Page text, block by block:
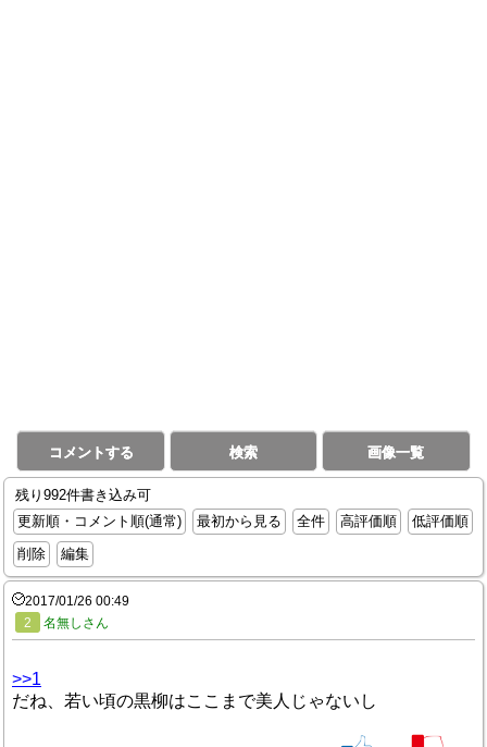
コメントする 検索 画像一覧
残り992件書き込み可
更新順・コメント順(通常)
最初から見る 全件 高評価順
低評価順
削除
編集
2017/01/26 00:49
2
名無しさん
>>1
だね、若い頃の黒柳はここまで美人じゃないし